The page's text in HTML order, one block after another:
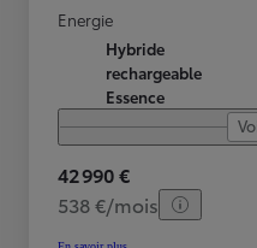
Energie
Hybride
rechargeable
Essence
42 990 €
538 €/mois